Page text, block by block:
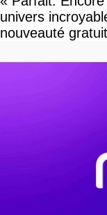
univers
nouveauté